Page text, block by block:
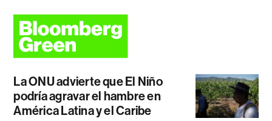
La ONU advierte que El Niño
podría agravar el hambre en
América Latina y el Caribe